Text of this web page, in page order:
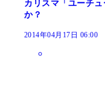
カリスマ「ユーチ
か？
2014年04月17日 06:00